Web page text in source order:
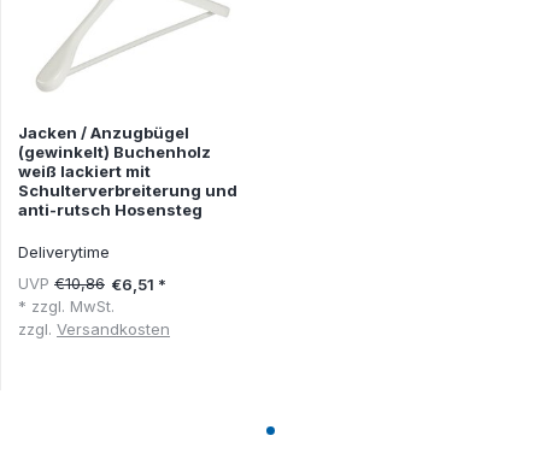
Jacken / Anzugbügel
(gewinkelt) Buchenholz
weiß lackiert mit
Schulterverbreiterung und
anti-rutsch Hosensteg
Deliverytime
UVP €10,86 €6,51 *
* zzgl. MwSt.
zzgl. Versandkosten